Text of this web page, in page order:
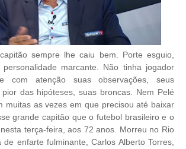
sempre lhe caiu bem. Porte esguio,
marcante. Não tinha jogador
com atenção suas observações, seus
das hipóteses, suas broncas. Nem Pelé
muitas as vezes em que precisou até baixar
grande capitão que o futebol brasileiro e o
terça-feira, aos 72 anos. Morreu no Rio
enfarte fulminante, Carlos Alberto Torres,